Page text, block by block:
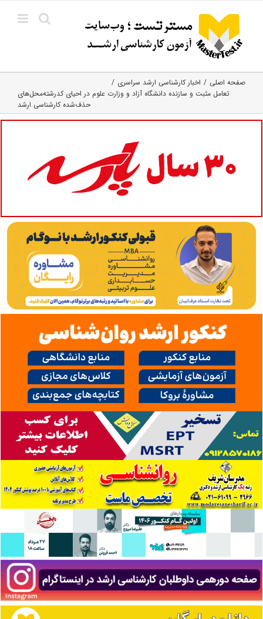
content
صفحه اصلی
اخبار کارشناسی ارشد سراسری
تعامل مثبت و سازنده دانشگاه آزاد و وزارت علوم در احیای کدرشته‌محل‌های
حذف‌شده کارشناسی ارشد